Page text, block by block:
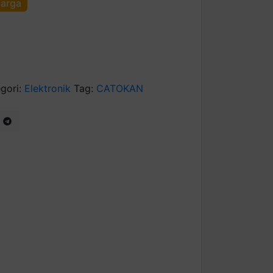
Elektronik Tag: CATOKAN